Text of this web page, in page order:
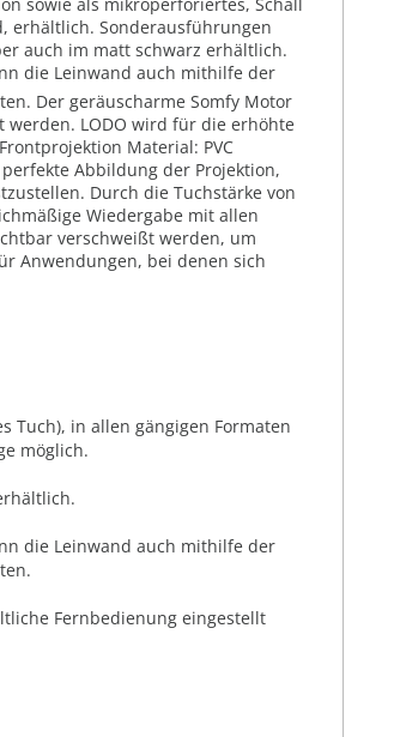
erhältlich. Sonderausführungen
auch im matt schwarz erhältlich.
die Leinwand auch mithilfe der
Der geräuscharme Somfy Motor
LODO wird für die erhöhte
Material: PVC
Abbildung der Projektion,
Durch die Tuchstärke von
Wiedergabe mit allen
verschweißt werden, um
Anwendungen, bei denen sich
Tuch), in allen gängigen Formaten
möglich.
die Leinwand auch mithilfe der
Fernbedienung eingestellt